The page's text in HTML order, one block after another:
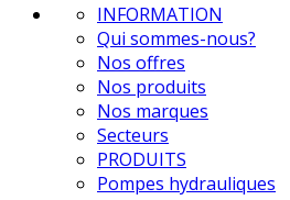
INFORMATION
Qui sommes-nous?
Nos offres
Nos produits
Nos marques
Secteurs
PRODUITS
Pompes hydrauliques